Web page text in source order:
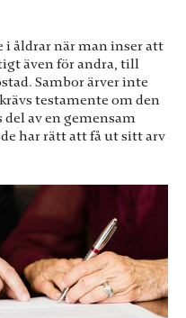
i åldrar när man inser att
även för andra, till
Sambor ärver inte
testamente om den
del av en gemensam
har rätt att få ut sitt arv